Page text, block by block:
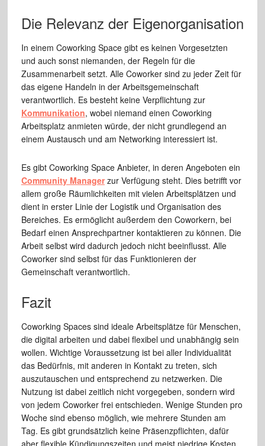
Die Relevanz der Eigenorganisation
In einem Coworking Space gibt es keinen Vorgesetzten
und auch sonst niemanden, der Regeln für die
Zusammenarbeit setzt. Alle Coworker sind zu jeder Zeit für
das eigene Handeln in der Arbeitsgemeinschaft
verantwortlich. Es besteht keine Verpflichtung zur
Kommunikation, wobei niemand einen Coworking
Arbeitsplatz anmieten würde, der nicht grundlegend an
einem Austausch und am Networking interessiert ist.
Es gibt Coworking Space Anbieter, in deren Angeboten ein
Community Managerzur Verfügung steht. Dies betrifft vor
allem große Räumlichkeiten mit vielen Arbeitsplätzen und
dient in erster Linie der Logistik und Organisation des
Bereiches. Es ermöglicht außerdem den Coworkern, bei
Bedarf einen Ansprechpartner kontaktieren zu können. Die
Arbeit selbst wird dadurch jedoch nicht beeinflusst. Alle
Coworker sind selbst für das Funktionieren der
Gemeinschaft verantwortlich.
Fazit
Coworking Spaces sind ideale Arbeitsplätze für Menschen,
die digital arbeiten und dabei flexibel und unabhängig sein
wollen. Wichtige Voraussetzung ist bei aller Individualität
das Bedürfnis, mit anderen in Kontakt zu treten, sich
auszutauschen und entsprechend zu netzwerken. Die
Nutzung ist dabei zeitlich nicht vorgegeben, sondern wird
von jedem Coworker frei entschieden. Wenige Stunden pro
Woche sind ebenso möglich, wie mehrere Stunden am
Tag. Es gibt grundsätzlich keine Präsenzpflichten, dafür